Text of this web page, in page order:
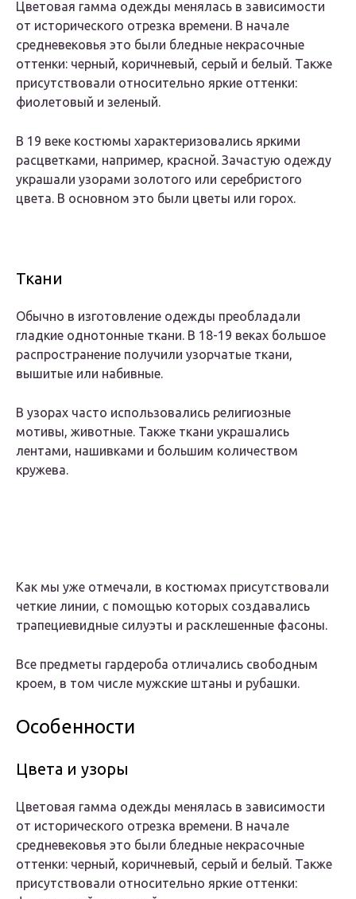
Цветовая гамма одежды менялась в зависимости
от исторического отрезка времени. В начале
средневековья это были бледные некрасочные
оттенки: черный, коричневый, серый и белый. Также
присутствовали относительно яркие оттенки:
фиолетовый и зеленый.
В 19 веке костюмы характеризовались яркими
расцветками, например, красной. Зачастую одежду
украшали узорами золотого или серебристого
цвета. В основном это были цветы или горох.
Ткани
Обычно в изготовление одежды преобладали
гладкие однотонные ткани. В 18-19 веках большое
распространение получили узорчатые ткани,
вышитые или набивные.
В узорах часто использовались религиозные
мотивы, животные. Также ткани украшались
лентами, нашивками и большим количеством
кружева.
Как мы уже отмечали, в костюмах присутствовали
четкие линии, с помощью которых создавались
трапециевидные силуэты и расклешенные фасоны.
Все предметы гардероба отличались свободным
кроем, в том числе мужские штаны и рубашки.
Особенности
Цвета и узоры
Цветовая гамма одежды менялась в зависимости
от исторического отрезка времени. В начале
средневековья это были бледные некрасочные
оттенки: черный, коричневый, серый и белый. Также
присутствовали относительно яркие оттенки: